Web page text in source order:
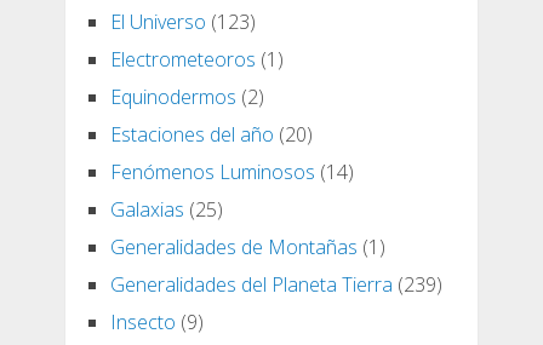
El Universo (123)
Electrometeoros (1)
Equinodermos (2)
Estaciones del año (20)
Fenómenos Luminosos (14)
Galaxias (25)
Generalidades de Montañas (1)
Generalidades del Planeta Tierra (239)
Insecto (9)